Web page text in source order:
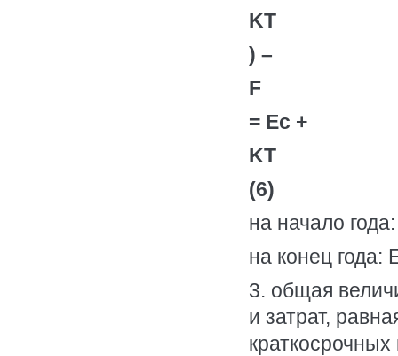
KT
) –
F
= Ес +
KT
(6)
на начало
на конец года:
3. общая
и затрат,